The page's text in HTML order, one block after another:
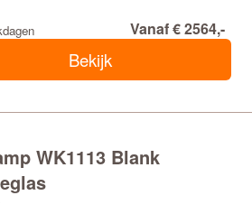
Vanaf € 2564,-
Bekijk
WK1113 Blank